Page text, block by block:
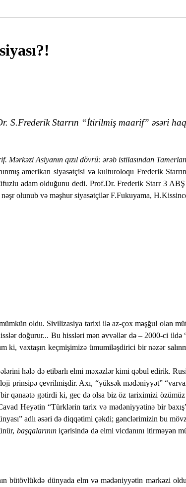
S.Frederik Starrın “İtirilmiş maarif” əsəri
Mərkəzi Asiya­nın qızıl dövrü: ərəb istilasından
amerikan siyasətçisi və kulturoloqu Frederik
adam olduğunu dedi. Prof.Dr. Frederik Starr 3
olunub və məşhur siyasətçilər F.Fukuyama,
oldu. Sivilizasiya tarixi ilə az-çox məşğul olan
doğurur... Bu hissləri mən əvvəllər də – 2000-ci ildə
vaxtaşırı keçmişimizə ümumiləşdirici bir nəzər
hələ də etibarlı elmi məxəzlər kimi qəbul edirik.
prinsipə çevrilmişdir. Axı, “yüksək mədəniyyət”
qənaətə gətirdi ki, gec də olsa biz öz tariximizi
Heyətin “Türklərin tarix və mədəniyyətinə bir
adlı əsəri də diqqətimi çəkdi; gənclərimizin bu
başqalarınıniçərisində də elmi vicdanını itirməyən
bütövlükdə dünyada elm və mədəniyyətin mərkəzi